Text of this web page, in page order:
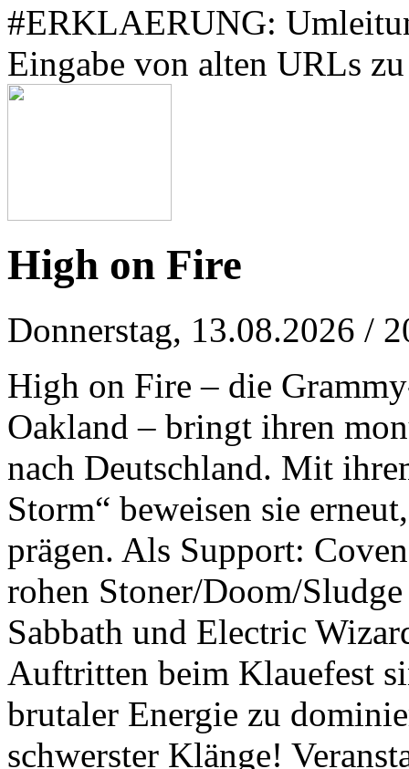
#ERKLAERUNG:
Eingabe von alten URLs
High on Fire
Donnerstag, 13.08.2026 /
High on Fire – die
Oakland – bringt ihren
nach Deutschland. Mit
Storm“ beweisen sie
prägen. Als Support:
rohen Stoner/Doom/
Sabbath und Electric
Auftritten beim Klauefest
brutaler Energie zu
schwerster Klänge!